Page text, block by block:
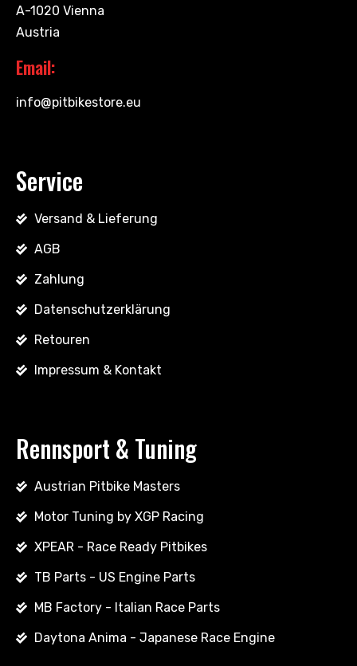
A-1020 Vienna
Austria
Email:
info@pitbikestore.eu
Service
Versand & Lieferung
AGB
Zahlung
Datenschutzerklärung
Retouren
Impressum & Kontakt
Rennsport & Tuning
Austrian Pitbike Masters
Motor Tuning by XGP Racing
XPEAR - Race Ready Pitbikes
TB Parts - US Engine Parts
MB Factory - Italian Race Parts
Daytona Anima - Japanese Race Engine